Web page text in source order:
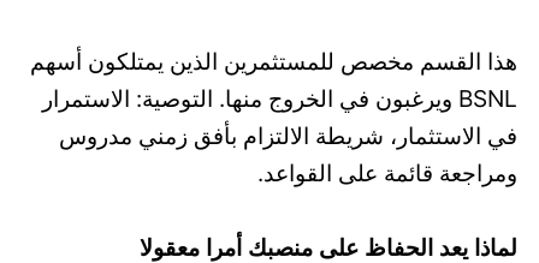
هذا القسم مخصص للمستثمرين الذين يمتلكون أسهم
BSNL ويرغبون في الخروج منها. التوصية: الاستمرار
في الاستثمار، شريطة الالتزام بأفق زمني مدروس
ومراجعة قائمة على القواعد.
لماذا يعد الحفاظ على منصبك أمرا معقولا